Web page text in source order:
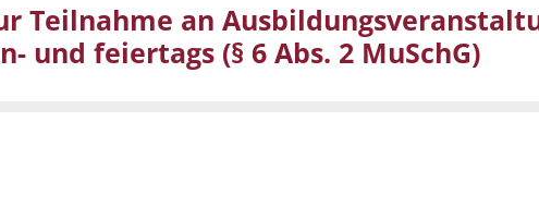
Teilnahme an
und feiertags (§ 6 Abs. 2 MuSchG)